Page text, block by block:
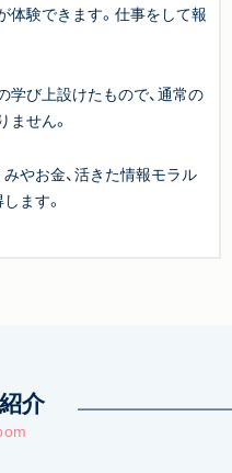
体験できます。仕事をして報
び上設けたもので、通常の
せん。
やお金、活きた情報モラル
ます。
介